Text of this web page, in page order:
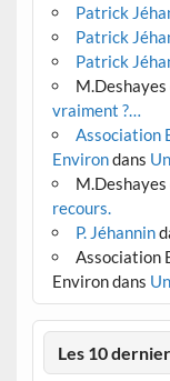
Patrick
Patrick
Patrick
M.Deshayes
vraiment ?…
Association
Environdans
M.Deshayes
recours.
P. Jéhannin
Association
Environdans
Les 10